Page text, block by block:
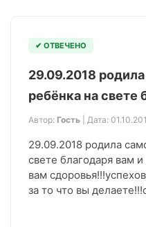
✔ ОТВЕЧЕНО
29.09.2018
ребёнка на свете
Автор: Гость | Дата:
29.09.2018 родила
свете благодаря вам
вам
за то что вы